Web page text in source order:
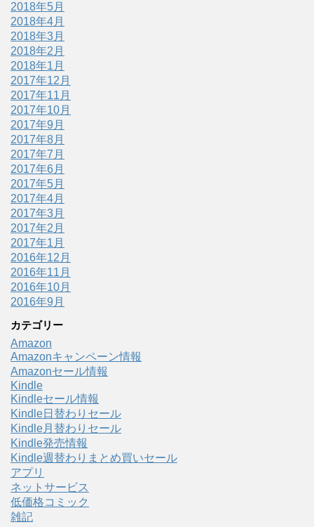
2018年5月
2018年4月
2018年3月
2018年2月
2018年1月
2017年12月
2017年11月
2017年10月
2017年9月
2017年8月
2017年7月
2017年6月
2017年5月
2017年4月
2017年3月
2017年2月
2017年1月
2016年12月
2016年11月
2016年10月
2016年9月
カテゴリー
Amazon
Amazonキャンペーン情報
Amazonセール情報
Kindle
Kindleセール情報
Kindle日替わりセール
Kindle月替わりセール
Kindle発売情報
Kindle週替わりまとめ買いセール
アプリ
ネットサービス
低価格コミック
雑記